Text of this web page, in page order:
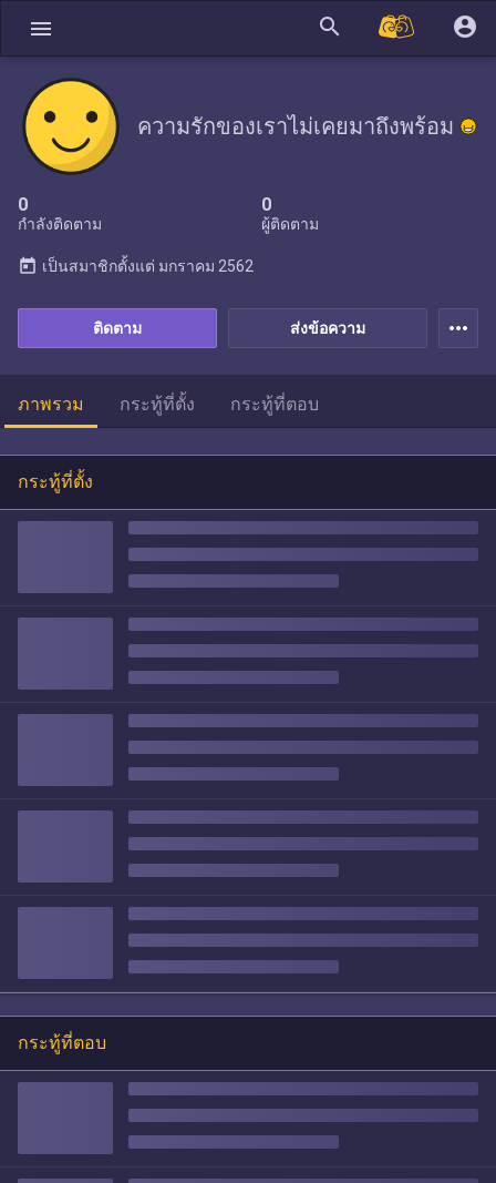
menu search account_circle
ความรักของเราไม่เคยมาถึงพร้อม
0
กำลังติดตาม
0
ผู้ติดตาม
ส่งข้อความ
ติดตาม
today เป็นสมาชิกตั้งแต่ มกราคม 2562
more_horiz
ภาพรวม กระทู้ที่ตั้ง กระทู้ที่ตอบ
กระทู้ที่ตั้ง
กระทู้ที่ตอบ